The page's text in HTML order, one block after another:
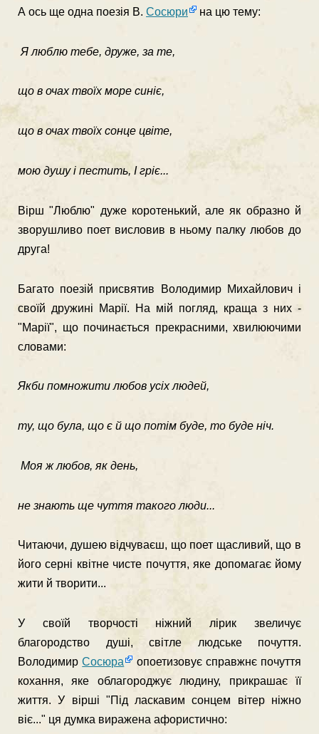
А ось ще одна поезія В. Сосюри на цю тему:
Я люблю тебе, друже, за те,
що в очах твоїх море синіє,
що в очах твоїх сонце цвіте,
мою душу і пестить, І гріє...
Вірш "Люблю" дуже коротенький, але як образно й
зворушли­во поет висловив в ньому палку любов до
друга!
Багато поезій присвятив Володимир Михайлович і
своїй дру­жині Марії. На мій погляд, краща з них -
"Марії", що починається прекрасними, хвилюючими
словами:
Якби помножити любов усіх людей,
ту, що була, що є й що потім буде, то буде ніч.
Моя ж любов, як день,
не знають ще чуття такого люди...
Читаючи, душею відчуваєш, що поет щасливий, що в
його серні квітне чисте почуття, яке допомагає йому
жити й творити...
У своїй творчості ніжний лірик звеличує
благородство душі, світле людське почуття.
ВолодимирСосюра
опоетизовує справжнє почуття
кохання, яке облагороджує людину, прикрашає її
життя. У вірші "Під ласкавим сонцем вітер ніжно
віє..." ця думка виражена афористично: